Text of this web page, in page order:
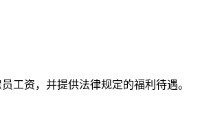
资，并提供法律规定的福利待遇。